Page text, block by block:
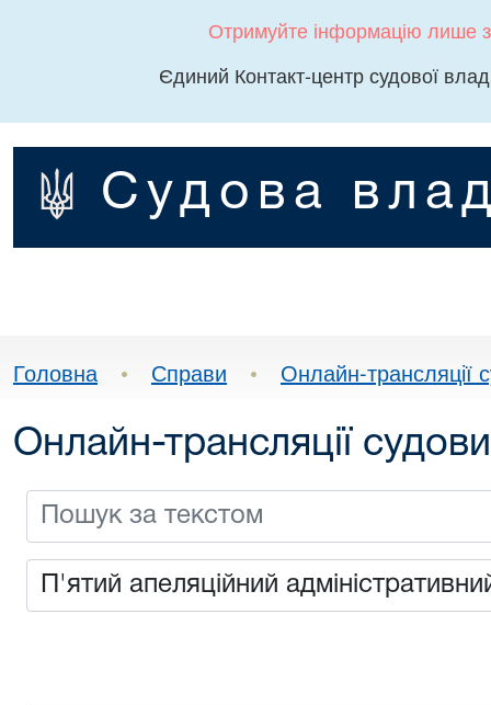
Отримуйте інформацію лише
Єдиний Контакт-центр судової
Судова
Головна • Справи • Онлайн-трансляції
Онлайн-трансляції